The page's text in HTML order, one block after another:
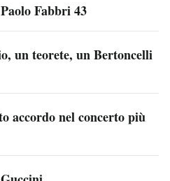
Fabbri 43
un teorete, un Bertoncelli
accordo nel concerto più